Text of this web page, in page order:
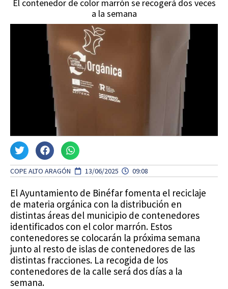
El contenedor de color marrón se recogerá dos veces
a la semana
COPE ALTO ARAGÓN 13/06/2025 09:08
El Ayuntamiento de Binéfar fomenta el reciclaje
de materia orgánica con la distribución en
distintas áreas del municipio de contenedores
identificados con el color marrón. Estos
contenedores se colocarán la próxima semana
junto al resto de islas de contenedores de las
distintas fracciones. La recogida de los
contenedores de la calle será dos días a la
semana.